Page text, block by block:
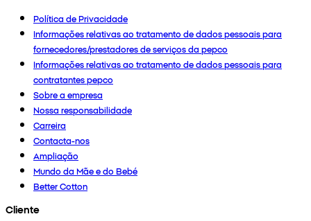
Política de Privacidade
Informações relativas ao tratamento de dados pessoais para
fornecedores/prestadores de serviços da pepco
Informações relativas ao tratamento de dados pessoais para
contratantes pepco
Sobre a empresa
Nossa responsabilidade
Carreira
Contacta-nos
Ampliação
Mundo da Mãe e do Bebé
Better Cotton
Cliente